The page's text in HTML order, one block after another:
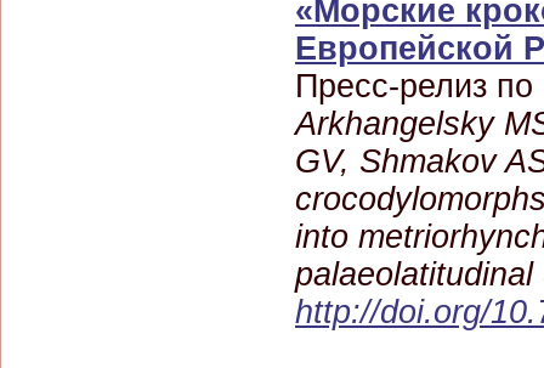
«Морские
Европейской
Пресс-релиз по
Arkhangelsky
GV, Shmakov
into
http://doi.org/